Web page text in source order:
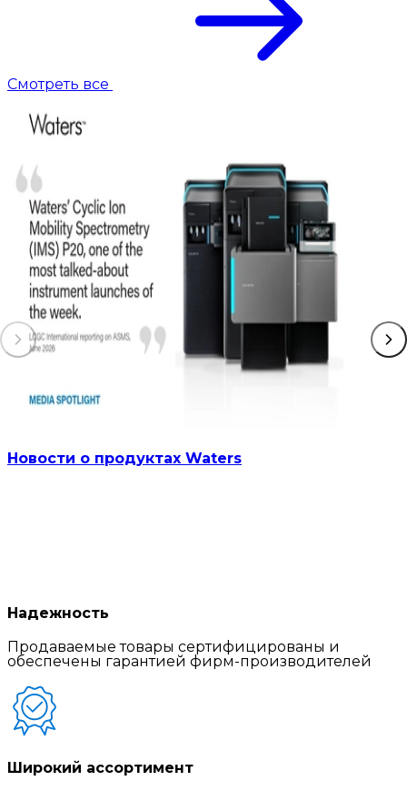
Смотреть все
Новости о продуктах Waters
Надежность
Продаваемые товары сертифицированы и
обеспечены гарантией фирм-производителей
Широкий ассортимент